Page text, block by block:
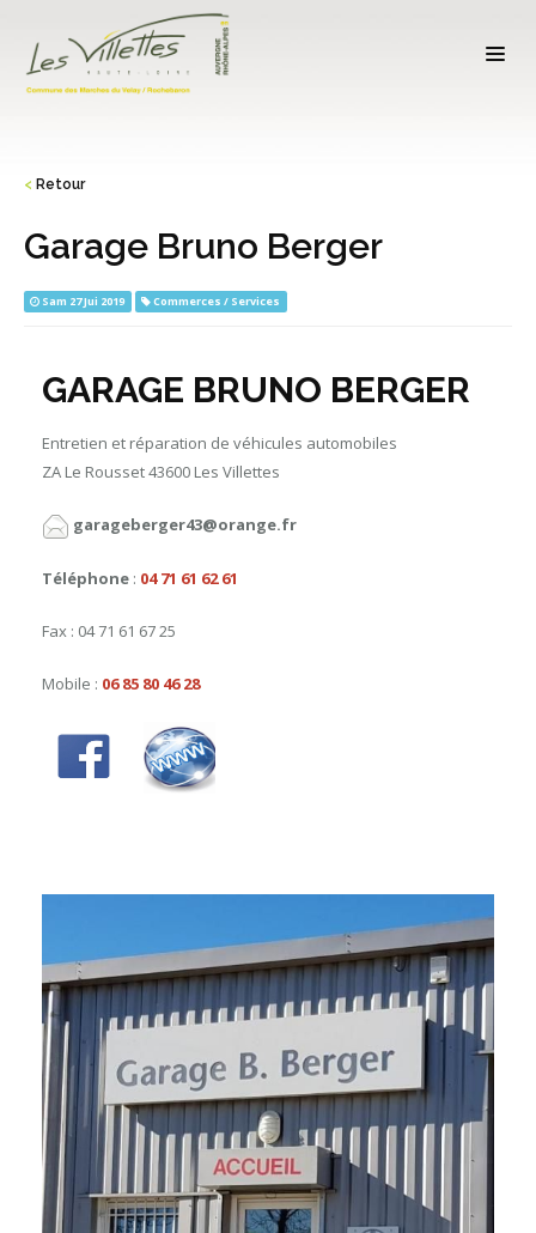
< Retour
Garage Bruno Berger
Sam 27 Jui 2019 Commerces / Services
GARAGE BRUNO BERGER
Entretien et réparation de véhicules automobiles
ZA Le Rousset 43600 Les Villettes
garageberger43@orange.fr
Téléphone : 04 71 61 62 61
Fax : 04 71 61 67 25
Mobile : 06 85 80 46 28